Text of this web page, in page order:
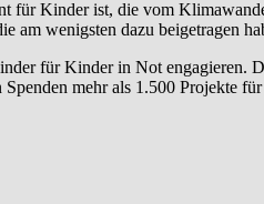
Kinder ist, die vom
am wenigsten dazu beigetragen
für Kinder in Not engagieren.
mehr als 1.500 Projekte